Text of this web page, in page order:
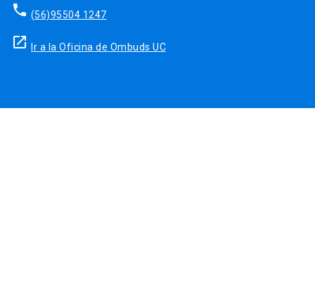
phone (56)95504 1247
launch Ir a la Oficina de Ombuds UC